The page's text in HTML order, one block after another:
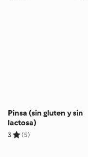
Pinsa (sin gluten y sin
lactosa)
3 (5)